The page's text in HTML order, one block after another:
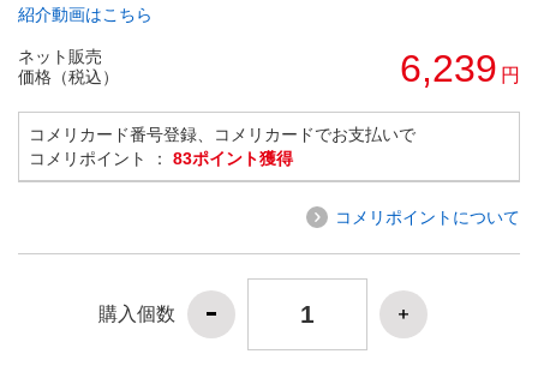
紹介動画はこちら
ネット販売
価格（税込）
6,239 円
コメリカード番号登録、コメリカードでお支払いで
コメリポイント ： 83ポイント獲得
コメリポイントについて
購入個数